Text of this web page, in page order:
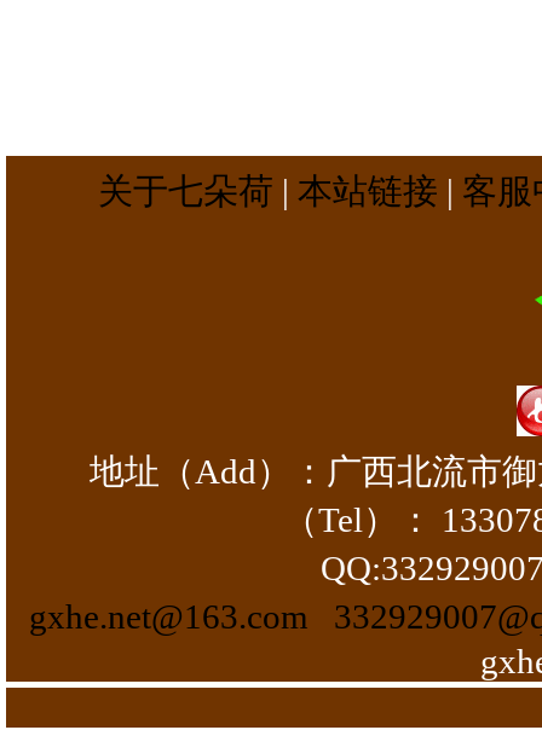
关于七朵荷 | 本站链接 | 客服
地址（Add）： 广西北流市
（Tel）：
gxhe.net@163.com